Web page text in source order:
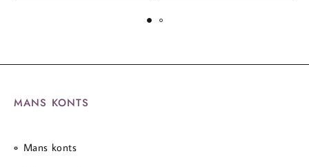
MANS KONTS
Mans konts